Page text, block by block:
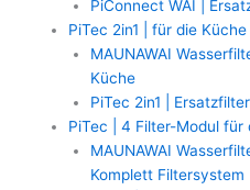
PiConnect WAI |
PiTec 2in1 | für die Küche
MAUNAWAI
Küche
PiTec 2in1 |
PiTec | 4 Filter-Modul für
MAUNAWAI
Komplett Filtersystem